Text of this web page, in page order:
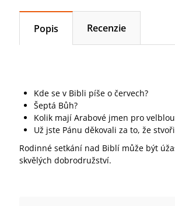
Popis Recenzie
Kde se v Bibli píše o červech?
Šeptá Bůh?
Kolik mají Arabové jmen pro
Už jste Pánu děkovali za to, že
Rodinné setkání nad Biblí může být
skvělých dobrodružství.